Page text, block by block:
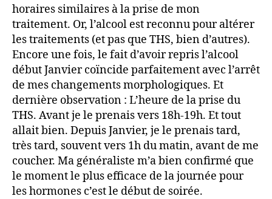
horaires similaires à la prise de mon
traitement. Or, l’alcool est reconnu pour altérer
les traitements (et pas que THS, bien d’autres).
Encore une fois, le fait d’avoir repris l’alcool
début Janvier coïncide parfaitement avec l’arrêt
de mes changements morphologiques. Et
dernière observation : L’heure de la prise du
THS. Avant je le prenais vers 18h-19h. Et tout
allait bien. Depuis Janvier, je le prenais tard,
très tard, souvent vers 1h du matin, avant de me
coucher. Ma généraliste m’a bien confirmé que
le moment le plus efficace de la journée pour
les hormones c’est le début de soirée.